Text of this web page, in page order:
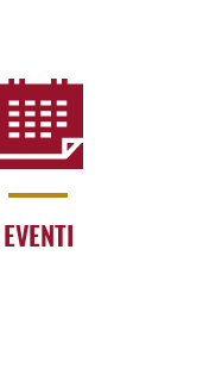
EVENTI